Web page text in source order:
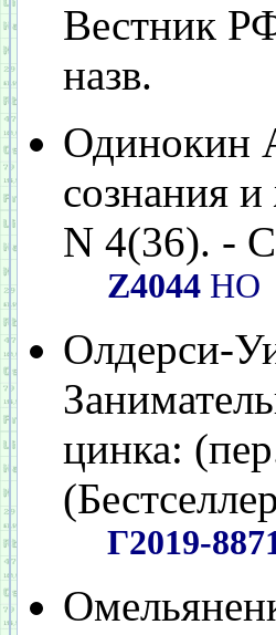
Вестник
назв.
Одинокин
сознания
N 4(36). -
Z4044 НО
Олдерси-
цинка:
Г2019-